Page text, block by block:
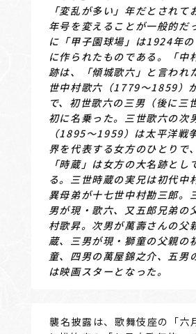
「変乱が多い」年だとされて
年号を変えることが一般的だ
に「甲子園球場」は1924年の
に作られたものである。「中
跡は、「傾城歌六」と言われ
世中村歌六（1779～1859）
で、初世歌六の三男（後に三
初に名乗った。三世歌六の次
（1895～1959）は太平洋戦
界を代表する女方のひとりで
「時蔵」は女方の大名跡とし
る。三世時蔵の実兄は初代中
異母弟が十七世中村勘三郎。
男が現・歌六、又五郎兄弟の
村歌昇。次男が萬壽さんの父
蔵、三男が現・獅童の父親の
童、四男の萬屋錦之介、五男
は映画スターとなった。
――襲名披露は、歌舞伎座の「六